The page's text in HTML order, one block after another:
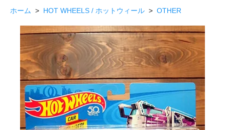
ホーム > HOT WHEELS / ホットウィール > OTHER